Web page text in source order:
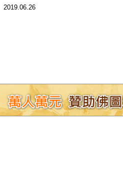
2019.06.26